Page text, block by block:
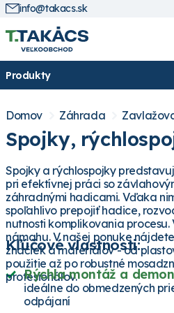
info@takacs.sk
Produkty
Domov Záhrada
Spojky,
Spojky a rýchlospojky
pri efektívnej práci so
záhradnými hadicami. Vďaka
spoľahlivo prepojiť hadice,
nutnosti komplikovania procesu.
námahu. V našej ponuke
značiek a materiálov - od
použitie až po robustné
profesionálov.
Kľúčové vlastnosti:
Rýchla montáž a
ideálne do obmedzených
odpájaní